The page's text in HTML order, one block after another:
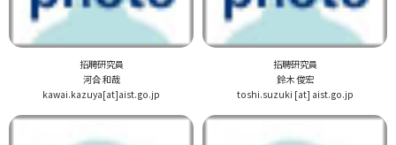
招聘研究員
河合 和哉
kawai.kazuya[at]aist.go.jp
招聘研究員
鈴木 俊宏
toshi.suzuki [at] aist.go.jp